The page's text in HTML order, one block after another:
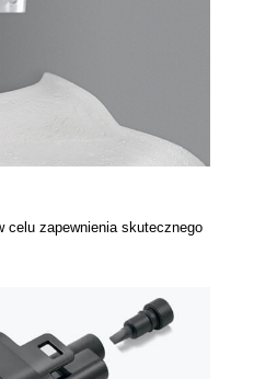
celu zapewnienia skutecznego